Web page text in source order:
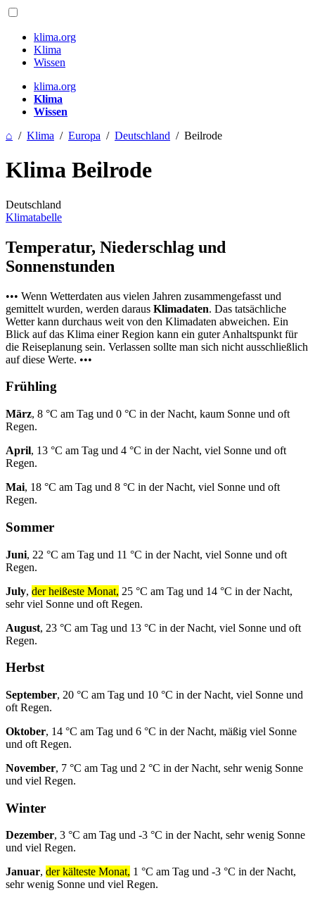
klima.org
Klima
Wissen
klima.org
Klima
Wissen
⌂ / Klima / Europa / Deutschland / Beilrode
Klima Beilrode
Deutschland
Klimatabelle
Temperatur, Niederschlag und
Sonnenstunden
••• Wenn Wetterdaten aus vielen Jahren zusammengefasst und
gemittelt wurden, werden daraus Klimadaten. Das tatsächliche
Wetter kann durchaus weit von den Klimadaten abweichen. Ein
Blick auf das Klima einer Region kann ein guter Anhaltspunkt für
die Reiseplanung sein. Verlassen sollte man sich nicht ausschließlich
auf diese Werte. •••
Frühling
März, 8 °C am Tag und 0 °C in der Nacht, kaum Sonne und oft
Regen.
April, 13 °C am Tag und 4 °C in der Nacht, viel Sonne und oft
Regen.
Mai, 18 °C am Tag und 8 °C in der Nacht, viel Sonne und oft
Regen.
Sommer
Juni, 22 °C am Tag und 11 °C in der Nacht, viel Sonne und oft
Regen.
July, der heißeste Monat, 25 °C am Tag und 14 °C in der Nacht,
sehr viel Sonne und oft Regen.
August, 23 °C am Tag und 13 °C in der Nacht, viel Sonne und oft
Regen.
Herbst
September, 20 °C am Tag und 10 °C in der Nacht, viel Sonne und
oft Regen.
Oktober, 14 °C am Tag und 6 °C in der Nacht, mäßig viel Sonne
und oft Regen.
November, 7 °C am Tag und 2 °C in der Nacht, sehr wenig Sonne
und viel Regen.
Winter
Dezember, 3 °C am Tag und -3 °C in der Nacht, sehr wenig Sonne
und viel Regen.
Januar, der kälteste Monat, 1 °C am Tag und -3 °C in der Nacht,
sehr wenig Sonne und viel Regen.